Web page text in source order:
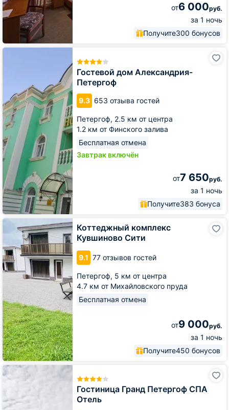
от6 000руб.
за 1 ночь
Получите300 бонусов
Гостевой дом Александрия-
Петергоф
9.3 653 отзыва гостей
Петергоф, 2.5 км от центра
1.2 км от Финского залива
Бесплатная отмена
Завтрак включён
от7 650руб.
за 1 ночь
Получите383 бонуса
Гостевой
Коттеджный комплекс
Кувшиново Сити
9.1 77 отзывов гостей
Петергоф, 5 км от центра
4.7 км от Михайловского пруда
Бесплатная отмена
от9 000руб.
за 1 ночь
Получите450 бонусов
Коттеджный
комплекс
Кувшиново
Сити
Гостиница Гранд Петергоф СПА
Отель
Гостиница
Гранд
Отель